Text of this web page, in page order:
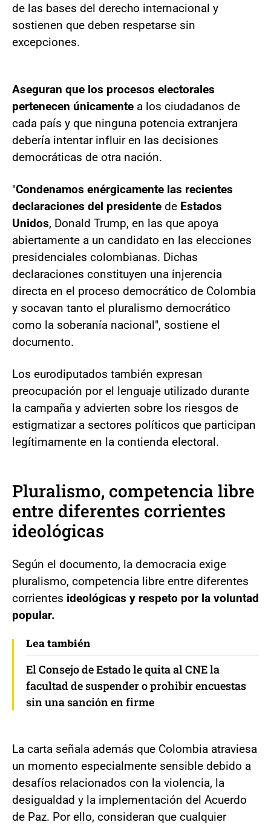
de las bases del derecho internacional y
sostienen que deben respetarse sin
excepciones.
Aseguran que los procesos electorales
pertenecen únicamente a los ciudadanos de
cada país y que ninguna potencia extranjera
debería intentar influir en las decisiones
democráticas de otra nación.
"Condenamos enérgicamente las recientes
declaraciones del presidente de Estados
Unidos, Donald Trump, en las que apoya
abiertamente a un candidato en las elecciones
presidenciales colombianas. Dichas
declaraciones constituyen una injerencia
directa en el proceso democrático de Colombia
y socavan tanto el pluralismo democrático
como la soberanía nacional", sostiene el
documento.
Los eurodiputados también expresan
preocupación por el lenguaje utilizado durante
la campaña y advierten sobre los riesgos de
estigmatizar a sectores políticos que participan
legítimamente en la contienda electoral.
Pluralismo, competencia libre
entre diferentes corrientes
ideológicas
Según el documento, la democracia exige
pluralismo, competencia libre entre diferentes
corrientes ideológicas y respeto por la voluntad
popular.
Lea también
El Consejo de Estado le quita al CNE la
facultad de suspender o prohibir encuestas
sin una sanción en firme
La carta señala además que Colombia atraviesa
un momento especialmente sensible debido a
desafíos relacionados con la violencia, la
desigualdad y la implementación del Acuerdo
de Paz. Por ello, consideran que cualquier